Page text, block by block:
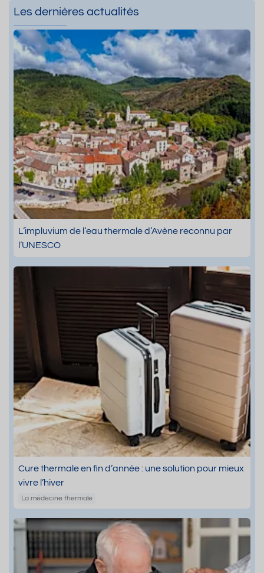
Les dernières actualités
L’impluvium de l’eau thermale d’Avène reconnu par
l’UNESCO
Cure thermale en fin d’année : une solution pour mieux
vivre l’hiver
La médecine thermale